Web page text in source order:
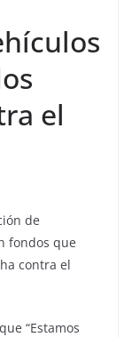
el
de
fondos que
contra el
“Estamos